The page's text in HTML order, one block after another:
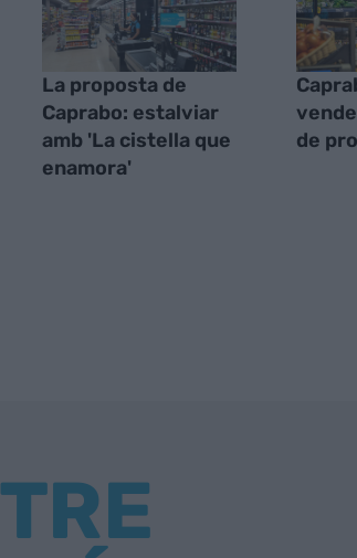
La proposta de
Caprabo: estalviar
amb 'La cistella que
enamora'
de